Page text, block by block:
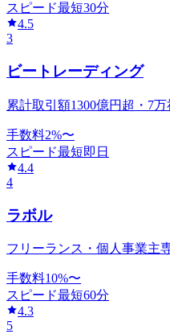
スピード最短30分
4.5
3
ビートレーディング
累計取引額1300億円超・7
手数料2%〜
スピード最短即日
4.4
4
ラボル
フリーランス・個人事業主
手数料10%〜
スピード最短60分
4.3
5